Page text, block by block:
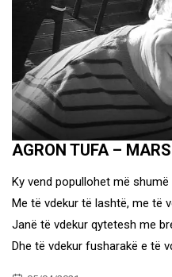
AGRON TUFA –
Ky vend popullohet më shumë
Me të vdekur të lashtë, me të
Janë të vdekur qytetesh me
Dhe të vdekur fusharakë e të